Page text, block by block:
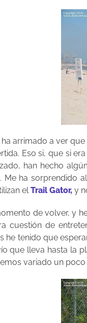
arrimado a ver
Eso si, que si
han hecho
Me ha sorprendido
elTrail Gator, y
de volver, y
cuestión de
he tenido que
que lleva hasta la
variado un poco